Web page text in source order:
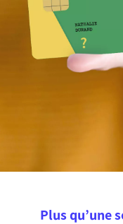
Plus qu’une